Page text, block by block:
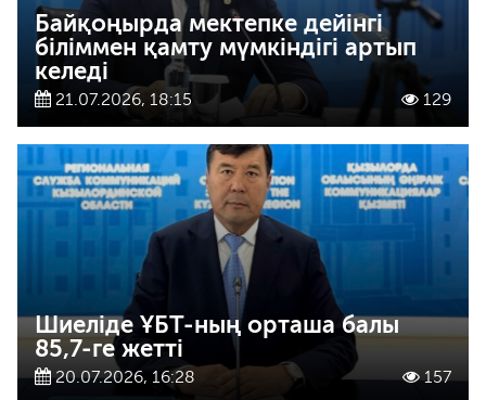
Байқоңырда мектепке дейінгі
біліммен қамту мүмкіндігі артып
келеді
21.07.2026, 18:15 129
Шиеліде ҰБТ-ның орташа балы
85,7-ге жетті
20.07.2026, 16:28 157